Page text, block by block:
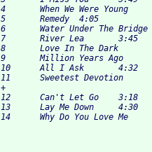
4 	When We Were Young 	4:51
5 	Remedy 	4:05
6 	Water Under The Bridge 	4:00
7 	River Lea 	3:45
8 	Love In The Dark 	4:46
9 	Million Years Ago 	3:47
10 	All I Ask 	4:32
11 	Sweetest Devotion 	4:12
+
12 	Can't Let Go 	3:18
13 	Lay Me Down 	4:30